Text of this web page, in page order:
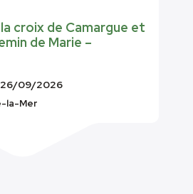
croix de Camargue et
de Marie –
26/09/2026
la-Mer